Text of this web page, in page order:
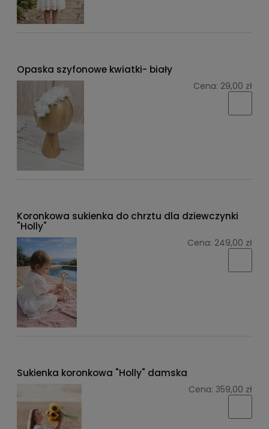
Opaska szyfonowe kwiatki- biały
Cena: 29,00 zł
Koronkowa sukienka do chrztu dla dziewczynki
"Holly"
Cena: 249,00 zł
Sukienka koronkowa "Holly" damska
Cena: 359,00 zł